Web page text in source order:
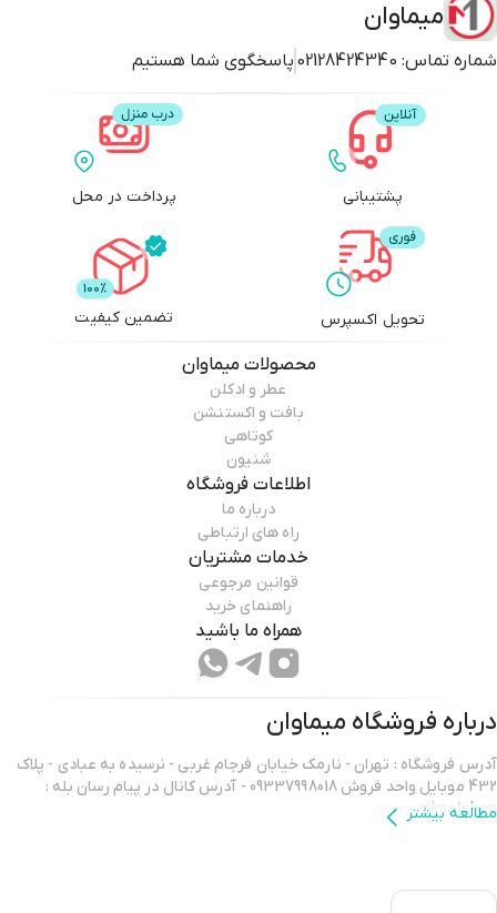
میماوان
شماره تماس: 02128424340 پاسخگوی شما هستیم
پشتیبانی پرداخت در محل
تحویل اکسپرس تضمین کیفیت
محصولاتمیماوان
عطر و ادکلن
بافت و اکستنشن
کوتاهی
شنیون
اطلاعات فروشگاه
درباره ما
راه های ارتباطی
خدمات مشتریان
قوانین مرجوعی
راهنمای خرید
همراه ما باشید
درباره فروشگاه میماوان
آدرس فروشگاه : تهران - نارمک خیابان فرجام غربی - نرسیده به عبادی - پلاک
432 موبایل واحد فروش 09337998018 - آدرس کانال در پیام رسان بله :
mima1shop
سلام ورود شما همراهان عزیز را به میماوان،فروشگاه آنلاین آرایشگاهی خوش
مطالعه بیشتر